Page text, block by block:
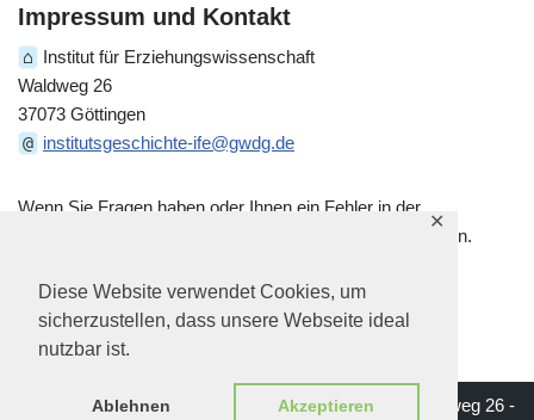
Diese Website verwendet Cookies, um
sicherzustellen, dass unsere Webseite ideal
nutzbar ist.
Ablehnen Akzeptieren
✕
Impressum und Kontakt
⌂ Institut für Erziehungswissenschaft
Waldweg 26
37073 Göttingen
@ institutsgeschichte-ife@gwdg.de
Wenn Sie Fragen haben oder Ihnen ein Fehler in der
historischen Darstellung auffällt, kontaktieren Sie uns gern.
Impressum | Institut für Erziehungswissenschaft - Waldweg 26 -